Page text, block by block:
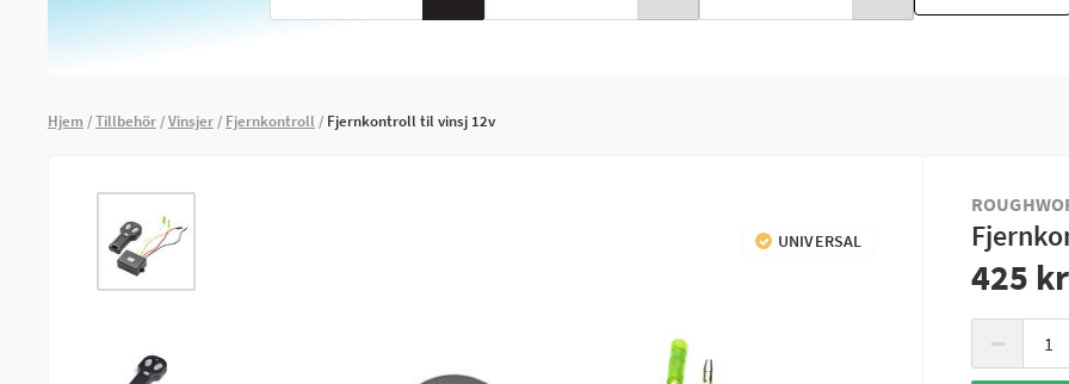
Hjem Tillbehör Vinsjer Fjernkontroll Fjernkontroll til vinsj 12v
UNIVERSAL
425 kr
−